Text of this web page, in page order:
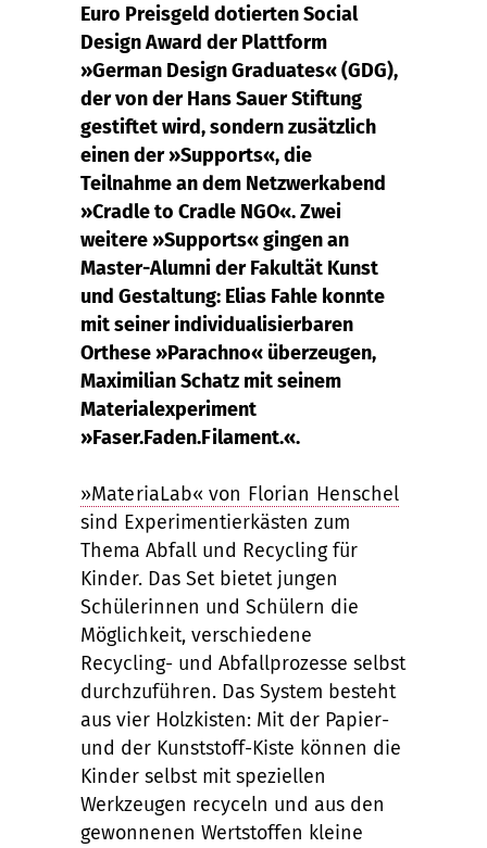
Euro Preisgeld dotierten Social
Design Award der Plattform
»German Design Graduates« (GDG),
der von der Hans Sauer Stiftung
gestiftet wird, sondern zusätzlich
einen der »Supports«, die
Teilnahme an dem Netzwerkabend
»Cradle to Cradle NGO«. Zwei
weitere »Supports« gingen an
Master-Alumni der Fakultät Kunst
und Gestaltung: Elias Fahle konnte
mit seiner individualisierbaren
Orthese »Parachno« überzeugen,
Maximilian Schatz mit seinem
Materialexperiment
»Faser.Faden.Filament.«.
»MateriaLab« von Florian Henschel
sind Experimentierkästen zum
Thema Abfall und Recycling für
Kinder. Das Set bietet jungen
Schülerinnen und Schülern die
Möglichkeit, verschiedene
Recycling- und Abfallprozesse selbst
durchzuführen. Das System besteht
aus vier Holzkisten: Mit der Papier-
und der Kunststoff-Kiste können die
Kinder selbst mit speziellen
Werkzeugen recyceln und aus den
gewonnenen Wertstoffen kleine